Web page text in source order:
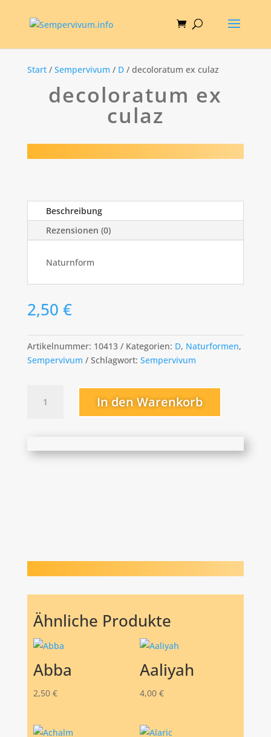
Start/ Sempervivum / D/ decoloratum ex culaz
decoloratum ex
culaz
Beschreibung
Rezensionen (0)
Naturnform
2,50 €
Artikelnummer: 10413 Kategorien: D, Naturformen,
Sempervivum
Schlagwort: Sempervivum
In den Warenkorb
Ähnliche Produkte
Abba
2,50 €
Aaliyah
4,00 €